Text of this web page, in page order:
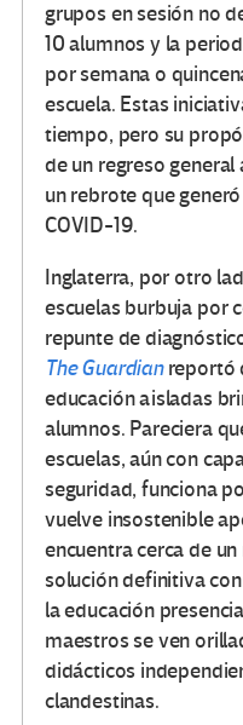
grupos en sesión no
10 alumnos y la
por semana o
escuela. Estas
tiempo, pero su
de un regreso
un rebrote que
COVID-19.
Inglaterra, por otro
escuelas burbuja por
repunte de
The Guardianreportó
educación aisladas
alumnos. Pareciera
escuelas, aún con
seguridad, funciona
vuelve insostenible
encuentra cerca de
solución definitiva
la educación
maestros se ven
didácticos
clandestinas.